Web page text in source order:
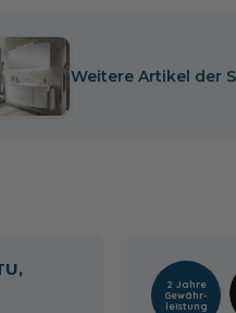
Weitere Artikel der
2 Jahre
Gewähr­
leistung